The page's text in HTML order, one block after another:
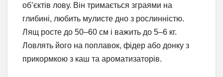
об’єктів лову. Він тримається зграями на
глибині, любить мулисте дно з рослинністю.
Лящ росте до 50–60 см і важить до 5–6 кг.
Ловлять його на поплавок, фідер або донку з
прикормкою з каш та ароматизаторів.